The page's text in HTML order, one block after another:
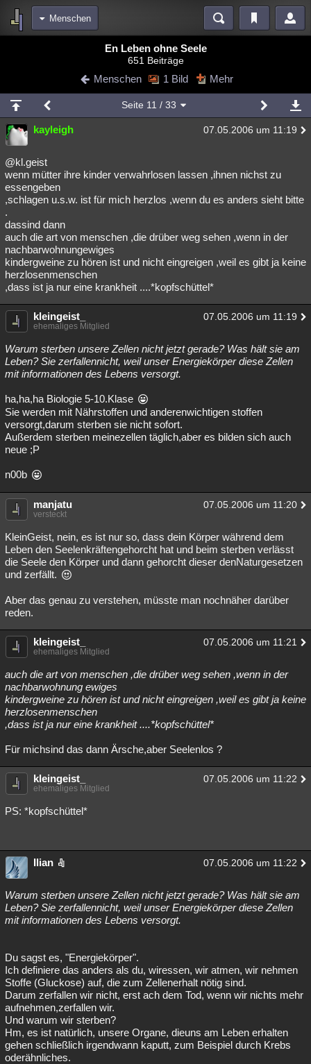
Menschen
Blogs Videos
Chat Wiki Neuigkeiten
meine Rubriken
Menschen Mystery Kriminalfälle
Spiritualität
Natur Umfragen
weitere Rubriken
Philosophie
Astronomie Helpdesk Gruppen Gaming Filme
Musik Clash Verbesserungen Allmystery
Übersichten
Besucht Teilgenommen
Lesenswert Schlüsselwörter
En Leben ohne Seele
651 Beiträge
Menschen 1 Bild Mehr
Seite 11 / 33
kayleigh 07.05.2006 um 11:19
@kl.geist
wenn mütter ihre kinder verwahrlosen lassen ,ihnen nichst zu
essengeben
,schlagen u.s.w. ist für mich herzlos ,wenn du es anders sieht bitte
.
dassind dann
auch die art von menschen ,die drüber weg sehen ,wenn in der
nachbarwohnungewiges
kindergweine zu hören ist und nicht eingreigen ,weil es gibt ja keine
herzlosenmenschen
,dass ist ja nur eine krankheit ....*kopfschüttel*
kleingeist_ 07.05.2006 um 11:19
ehemaliges Mitglied
Warum sterben unsere Zellen nicht jetzt gerade? Was hält sie am
Leben? Sie zerfallennicht, weil unser Energiekörper diese Zellen
mit informationen des Lebens versorgt.
ha,ha,ha Biologie 5-10.Klase
Sie werden mit Nährstoffen und anderenwichtigen stoffen
versorgt,darum sterben sie nicht sofort.
Außerdem sterben meinezellen täglich,aber es bilden sich auch
neue ;P
n00b
manjatu 07.05.2006 um 11:20
versteckt
KleinGeist, nein, es ist nur so, dass dein Körper während dem
Leben den Seelenkräftengehorcht hat und beim sterben verlässt
die Seele den Körper und dann gehorcht dieser denNaturgesetzen
und zerfällt.
Aber das genau zu verstehen, müsste man nochnäher darüber
reden.
kleingeist_ 07.05.2006 um 11:21
ehemaliges Mitglied
auch die art von menschen ,die drüber weg sehen ,wenn in der
nachbarwohnung ewiges
kindergweine zu hören ist und nicht eingreigen ,weil es gibt ja keine
herzlosenmenschen
,dass ist ja nur eine krankheit ....*kopfschüttel*
Für michsind das dann Ärsche,aber Seelenlos ?
kleingeist_ 07.05.2006 um 11:22
ehemaliges Mitglied
PS: *kopfschüttel*
Ilian 07.05.2006 um 11:22
Warum sterben unsere Zellen nicht jetzt gerade? Was hält sie am
Leben? Sie zerfallennicht, weil unser Energiekörper diese Zellen
mit informationen des Lebens versorgt.
Du sagst es, "Energiekörper".
Ich definiere das anders als du, wiressen, wir atmen, wir nehmen
Stoffe (Gluckose) auf, die zum Zellenerhalt nötig sind.
Darum zerfallen wir nicht, erst ach dem Tod, wenn wir nichts mehr
aufnehmen,zerfallen wir.
Und warum wir sterben?
Hm, es ist natürlich, unsere Organe, dieuns am Leben erhalten
gehen schließlich irgendwann kaputt, zum Beispiel durch Krebs
oderähnliches.